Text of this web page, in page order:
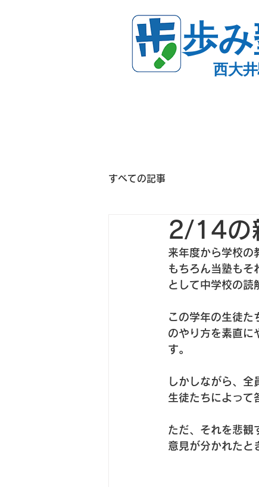
歩
西大
すべての記事
2/14の
来年度から学校の
もちろん当塾もそ
として中学校の読
この学年の生徒た
のやり方を素直に
す。
しかしながら、全
生徒たちによって
ただ、それを悲観
意見が分かれたと